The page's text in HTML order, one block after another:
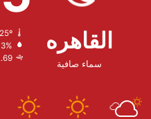
القاهره
سماء صافية
38º - 25º
2.69